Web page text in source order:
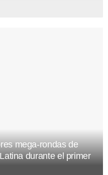
mega-rondas de
durante el primer